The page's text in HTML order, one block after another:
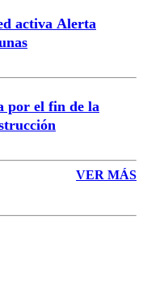
activa Alerta
por el fin de la
VER MÁS